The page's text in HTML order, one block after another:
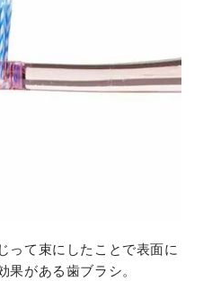
って束にしたことで表面に
がある歯ブラシ。